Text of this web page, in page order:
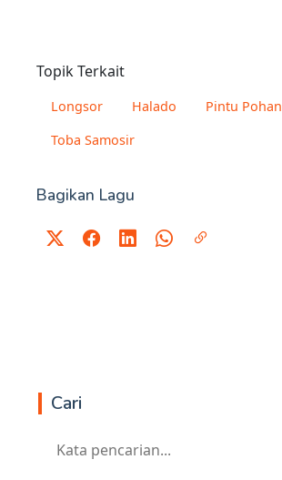
Topik Terkait
Longsor Halado Pintu Pohan
Toba Samosir
Bagikan Lagu
Cari